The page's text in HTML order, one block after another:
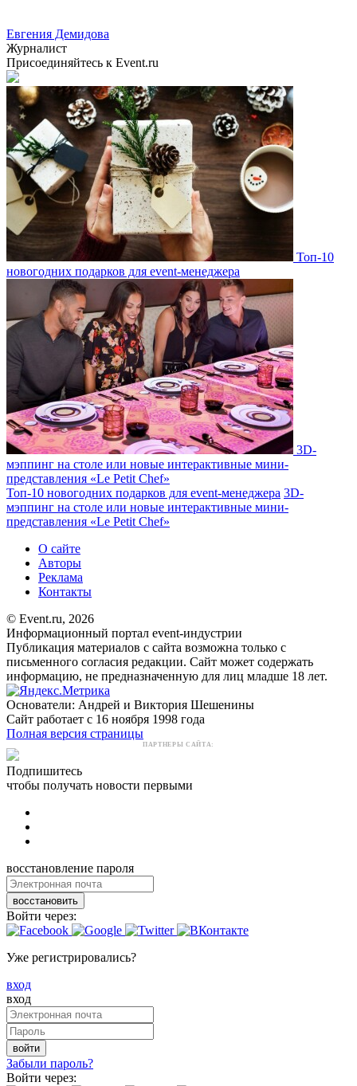
Евгения Демидова
Журналист
Присоединяйтесь к Event.ru
Топ-10
новогодних подарков для event-менеджера
3D-
мэппинг на столе или новые интерактивные мини-
представления «Le Petit Chef»
Топ-10 новогодних подарков для event-менеджера 3D-
мэппинг на столе или новые интерактивные мини-
представления «Le Petit Chef»
О сайте
Авторы
Реклама
Контакты
© Event.ru, 2026
Информационный портал event-индустрии
Публикация материалов с сайта возможна только с
письменного согласия редакции. Сайт может содержать
информацию, не предназначенную для лиц младше 18 лет.
Основатели: Андрей и Виктория Шешенины
Сайт работает с 16 ноября 1998 года
Полная версия страницы
ПАРТНЕРЫ САЙТА:
Подпишитесь
чтобы получать новости первыми
восстановление пароля
восстановить
Войти через:
Уже регистрировались?
вход
вход
войти
Забыли пароль?
Войти через: